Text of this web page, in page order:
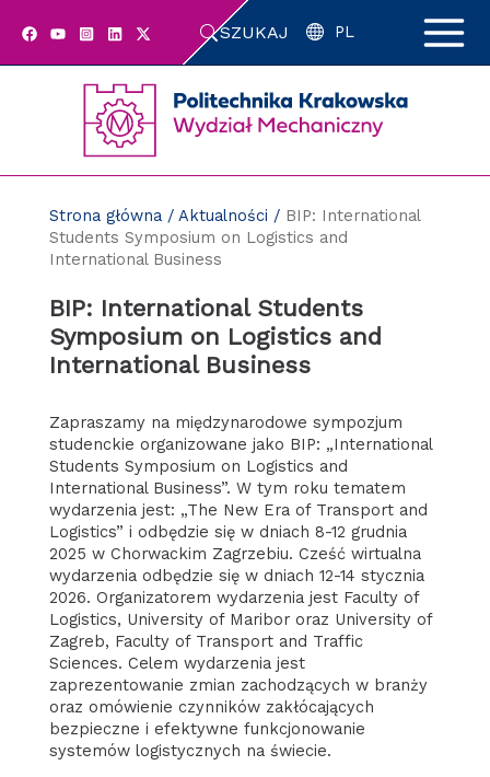
SZUKAJ PL
Strona główna/ Aktualności / BIP: International
Students Symposium on Logistics and
International Business
BIP: International Students
Symposium on Logistics and
International Business
Zapraszamy na międzynarodowe sympozjum
studenckie organizowane jako BIP: „International
Students Symposium on Logistics and
International Business”. W tym roku tematem
wydarzenia jest: „The New Era of Transport and
Logistics” i odbędzie się w dniach 8-12 grudnia
2025 w Chorwackim Zagrzebiu. Cześć wirtualna
wydarzenia odbędzie się w dniach 12-14 stycznia
2026. Organizatorem wydarzenia jest Faculty of
Logistics, University of Maribor oraz University of
Zagreb, Faculty of Transport and Traffic
Sciences. Celem wydarzenia jest
zaprezentowanie zmian zachodzących w branży
oraz omówienie czynników zakłócających
bezpieczne i efektywne funkcjonowanie
systemów logistycznych na świecie.